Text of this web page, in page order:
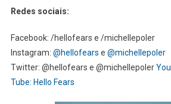
Redes sociais:
Facebook: /hellofears e /michellepoler
Instagram: @hellofears e @michellepoler
Twitter: @hellofears e @michellepolerYou
Tube: Hello Fears